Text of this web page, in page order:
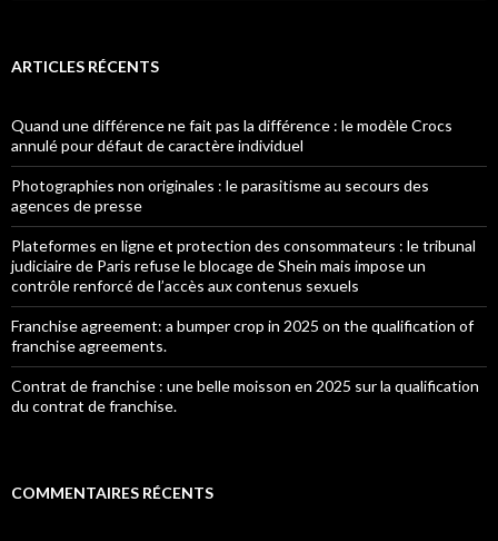
ARTICLES RÉCENTS
Quand une différence ne fait pas la différence : le modèle Crocs
annulé pour défaut de caractère individuel
Photographies non originales : le parasitisme au secours des
agences de presse
Plateformes en ligne et protection des consommateurs : le tribunal
judiciaire de Paris refuse le blocage de Shein mais impose un
contrôle renforcé de l’accès aux contenus sexuels
Franchise agreement: a bumper crop in 2025 on the qualification of
franchise agreements.
Contrat de franchise : une belle moisson en 2025 sur la qualification
du contrat de franchise.
COMMENTAIRES RÉCENTS